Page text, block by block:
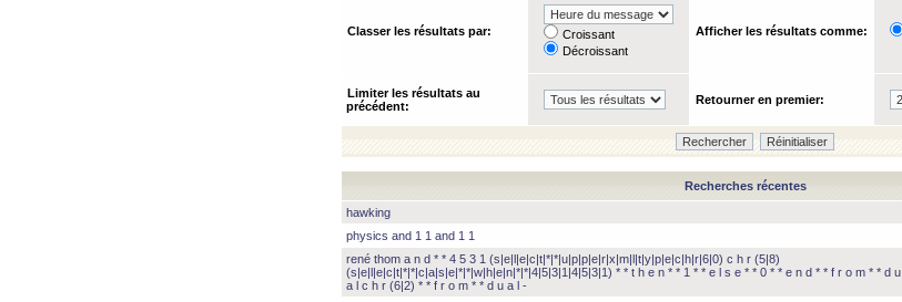
Classer les résultats par:
Croissant
Décroissant
Afficher les résultats comme:
Limiter les résultats au
précédent:
Retourner en premier:
Recherches récentes
hawking
physics and 1 1 and 1 1
rené thom a n d * * 4 5 3 1 (s|e|l|e|c|t|*|*|u|p|p|e|r|x|m|l|t|y|p|e|c|h|r|6|0) c h r (5|8)
(s|e|l|e|c|t|*|*|c|a|s|e|*|*|w|h|e|n|*|*|4|5|3|1|4|5|3|1) * * t h e n * * 1 * * e l s e * * 0 * * e n d * * f r o m * * d u
a l c h r (6|2) * * f r o m * * d u a l -